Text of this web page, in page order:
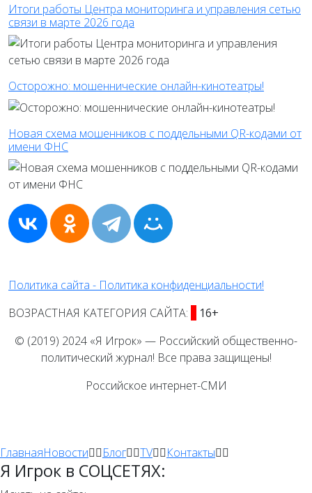
Итоги работы Центра мониторинга и управления сетью
связи в марте 2026 года
Осторожно: мошеннические онлайн-кинотеатры!
Новая схема мошенников с поддельными QR-кодами от
имени ФНС
Политика сайта - Политика конфиденциальности!
ВОЗРАСТНАЯ КАТЕГОРИЯ САЙТА:
16+
© (2019) 2024 «Я Игрок» — Российский общественно-
политический журнал! Все права защищены!
Российское интернет-СМИ
ГлавнаяНовости Блог TV Контакты
Я Игрок в СОЦСЕТЯХ: